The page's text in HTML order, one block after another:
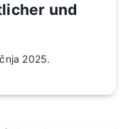
und
2025.